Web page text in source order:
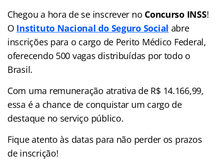
Chegou a hora de se inscrever no Concurso INSS!
O Instituto Nacional do Seguro Social abre
inscrições para o cargo de Perito Médico Federal,
oferecendo 500 vagas distribuídas por todo o
Brasil.
Com uma remuneração atrativa de R$ 14.166,99,
essa é a chance de conquistar um cargo de
destaque no serviço público.
Fique atento às datas para não perder os prazos
de inscrição!